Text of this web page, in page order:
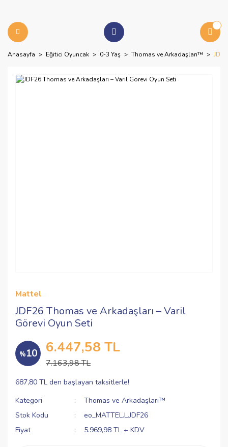
Anasayfa Eğitici Oyuncak 0-3 Yaş Thomas ve Arkadaşları™
Mattel
JDF26 Thomas ve Arkadaşları – Varil
Görevi Oyun Seti
%10 6.447,58 TL
7.163,98 TL
687,80 TL den başlayan taksitlerle!
Kategori
Thomas ve Arkadaşları™
Stok Kodu
eo_MATTEL.L.JDF26
Fiyat
5.969,98 TL + KDV